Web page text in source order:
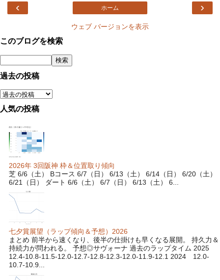
‹ ›
ホーム
ウェブ バージョンを表示
このブログを検索
過去の投稿
人気の投稿
2026年 3回阪神 枠＆位置取り傾向
芝 6/6（土） Bコース 6/7（日） 6/13（土） 6/14（日） 6/20（土）
6/21（日） ダート 6/6（土） 6/7（日） 6/13（土） 6...
七夕賞展望（ラップ傾向＆予想）2026
まとめ 前半から速くなり、後半の仕掛けも早くなる展開。 持久力＆
持続力が問われる。 予想◎サヴォーナ 過去のラップタイム 2025
12.4-10.8-11.5-12.0-12.7-12.8-12.3-12.0-11.9-12.1 2024 12.0-
10.7-10.9...